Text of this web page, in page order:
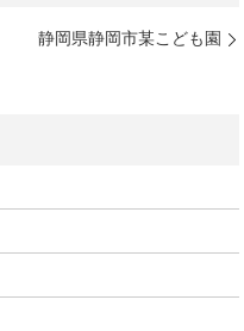
静岡県静岡市某こども園